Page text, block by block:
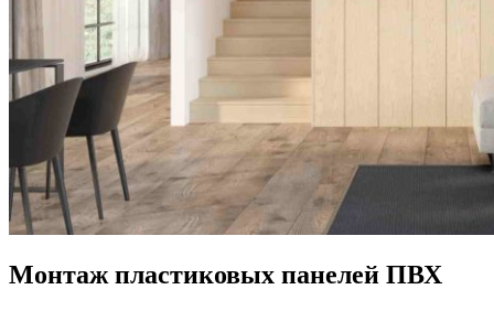
Монтаж пластиковых панелей ПВХ